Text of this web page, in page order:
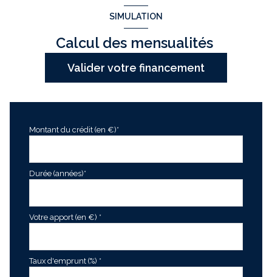
SIMULATION
Calcul des mensualités
Valider votre financement
Montant du crédit (en €)*
Durée (années)*
Votre apport (en €) *
Taux d'emprunt (%) *